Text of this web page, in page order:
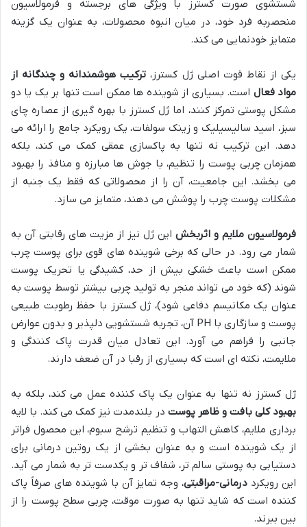
شستشوی صورت کسترز با ویژگی های برجسته و فرمولاسیون
منحصربه فرد خود، در میان انبوه محصولات، به عنوان یک گزینه
متمایز خودنمایی می کند.
یکی از نقاط قوت اصلی ژل کسترز، ترکیب هوشمندانه و چندگانه از
مواد فعال است. بسیاری از شوینده ها ممکن است تنها بر یک یا دو
مشکل پوستی تمرکز کنند، اما ژل کسترز با بهره گیری از عصاره چای
سبز، اسید سالیسیلیک و زینک سولفات، یک رویکرد جامع را ارائه می
دهد. این ترکیب نه تنها به پاکسازی عمقی کمک می کند، بلکه
همزمان چربی پوست را تنظیم، با جوش ها مبارزه و منافذ را بهبود
می بخشد. این جامعیت، آن را از محصولاتی که فقط یک جنبه از
مشکلات پوست چرب را پوشش می دهند، متمایز می سازد.
فرمولاسیون ملایم و اثربخش این ژل نیز از مزیت های رقابتی آن به
شمار می رود. در حالی که برخی شوینده های قوی برای پوست چرب
ممکن است باعث خشکی بیش از حد، کشیدگی یا تحریک پوست
شوند (که خود می تواند منجر به تولید چربی بیشتر توسط پوست به
عنوان یک مکانیسم دفاعی شود)، ژل کسترز با حفظ رطوبت طبیعی
پوست و سازگاری با PH آن، تجربه شستشویی دلپذیر و بدون عوارض
جانبی را فراهم می آورد. این تعادل میان قدرت پاک کنندگی و
ملایمت، نکته ای است که بسیاری از رقبا در آن ضعف دارند.
ژل کسترز نه تنها به عنوان یک پاک کننده عمل می کند، بلکه به
بهبود کلی بافت و ظاهر پوست در بلندمدت نیز کمک می کند. با لایه
برداری ملایم، کاهش التهاب و تنظیم ترشح سبوم، این محصول فراتر
از یک شوینده است و به عنوان بخشی از یک روتین درمانی برای
دستیابی به پوستی سالم تر، شفاف تر و یکدست تر به شمار می آید.
این رویکرد درمانی-مراقبتی، وجه تمایز آن با شوینده های صرفاً پاک
کننده است که شاید تنها به صورت موقت، چربی سطح پوست را از
بین ببرند.